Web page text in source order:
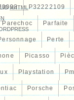
P32222109
Parechoc Parfaite
Perte
Picasso
Playstation
Porsche
XHTML